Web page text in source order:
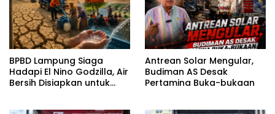
BPBD Lampung Siaga
Hadapi El Nino Godzilla, Air
Bersih Disiapkan untuk
Antrean Solar Mengular,
Budiman AS Desak
Pertamina Buka-bukaan